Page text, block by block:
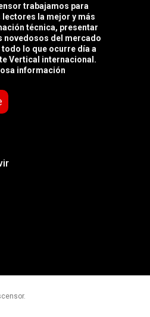
trabajamos para
lectores la mejor y más
técnica, presentar
novedosos del mercado
lo que ocurre día a
Vertical internacional.
información